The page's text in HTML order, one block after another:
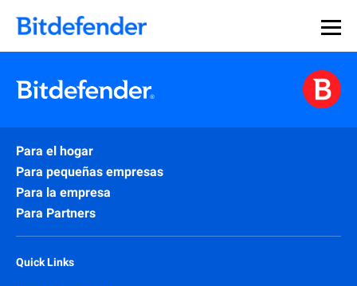
Para el hogar
Para pequeñas empresas
Para la empresa
Para Partners
Quick Links